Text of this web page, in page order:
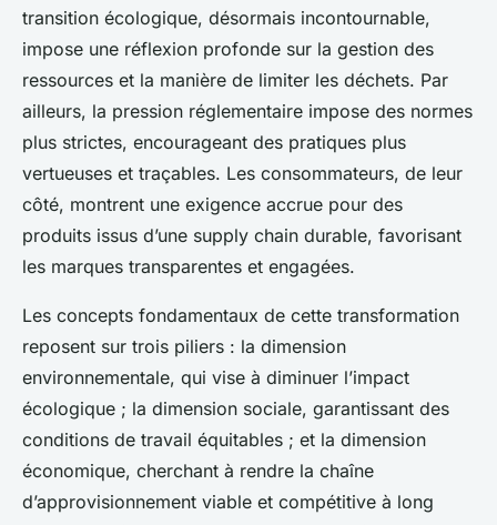
transition écologique, désormais incontournable,
impose une réflexion profonde sur la gestion des
ressources et la manière de limiter les déchets. Par
ailleurs, la pression réglementaire impose des normes
plus strictes, encourageant des pratiques plus
vertueuses et traçables. Les consommateurs, de leur
côté, montrent une exigence accrue pour des
produits issus d’une supply chain durable, favorisant
les marques transparentes et engagées.
Les concepts fondamentaux de cette transformation
reposent sur trois piliers : la dimension
environnementale, qui vise à diminuer l’impact
écologique ; la dimension sociale, garantissant des
conditions de travail équitables ; et la dimension
économique, cherchant à rendre la chaîne
d’approvisionnement viable et compétitive à long